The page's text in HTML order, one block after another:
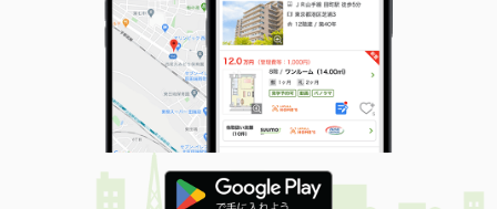
価 格
4.70万円
住 所
香川県丸亀市柞原町
専有面積 41.91m²
間取り
1LDK
香川県高松市上林町
価 格
3.40万円